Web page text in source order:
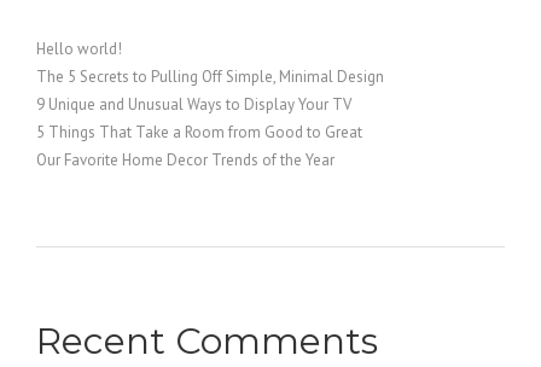
Hello world!
The 5 Secrets to Pulling Off Simple, Minimal Design
9 Unique and Unusual Ways to Display Your TV
5 Things That Take a Room from Good to Great
Our Favorite Home Decor Trends of the Year
Recent Comments